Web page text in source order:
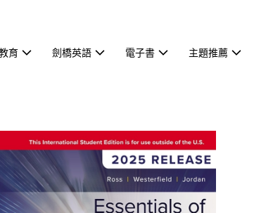
育 劍橋英語 電子書 主題推薦